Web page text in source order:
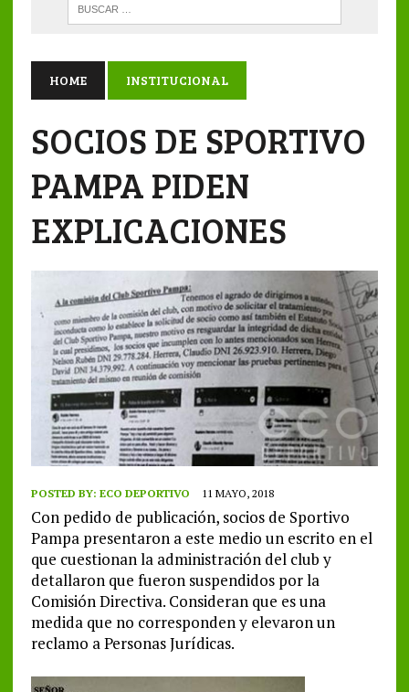
HOME INSTITUCIONAL
SOCIOS DE SPORTIVO
PAMPA PIDEN
EXPLICACIONES
POSTED BY: ECO DEPORTIVO 11 MAYO, 2018
Con pedido de publicación, socios de Sportivo
Pampa presentaron a este medio un escrito en el
que cuestionan la administración del club y
detallaron que fueron suspendidos por la
Comisión Directiva. Consideran que es una
medida que no corresponden y elevaron un
reclamo a Personas Jurídicas.